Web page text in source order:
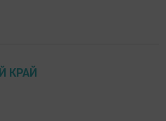
КРАЙ